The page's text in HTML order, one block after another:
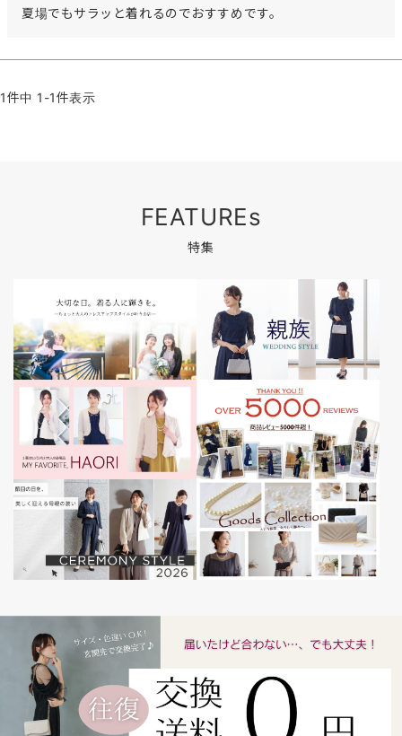
夏場でもサラッと着れるのでおすすめです。
1件中 1 -1件表示
FEATUREs
特集